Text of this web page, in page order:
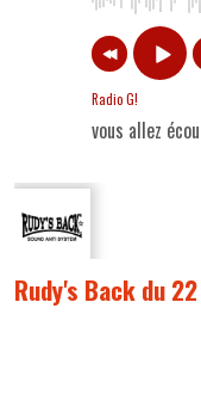
Radio G!
vous allez
Rudy's Back du